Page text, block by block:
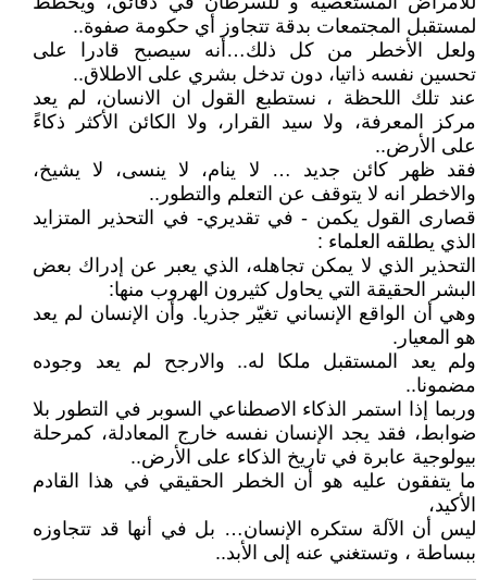
لمستقبل المجتمعات بدقة تتجاوز أي حكومة صفوة..
ولعل الأخطر من كل ذلك…أنه سيصبح قادرا على
تحسين نفسه ذاتيا، دون تدخل بشري على الاطلاق..
عند تلك اللحظة ، نستطبع القول ان الانسان، لم يعد
مركز المعرفة، ولا سيد القرار، ولا الكائن الأكثر ذكاءً
على الأرض..
فقد ظهر كائن جديد … لا ينام، لا ينسى، لا يشيخ،
والاخطر انه لا يتوقف عن التعلم والتطور..
قصارى القول يكمن - في تقديري- في التحذير المتزايد
الذي يطلقه العلماء :
التحذير الذي لا يمكن تجاهله، الذي يعبر عن إدراك بعض
البشر الحقيقة التي يحاول كثيرون الهروب منها:
وهي أن الواقع الإنساني تغيّر جذريا. وأن الإنسان لم يعد
هو المعيار.
ولم يعد المستقبل ملكا له.. والارجح لم يعد وجوده
مضمونا..
وربما إذا استمر الذكاء الاصطناعي السوبر في التطور بلا
ضوابط، فقد يجد الإنسان نفسه خارج المعادلة، كمرحلة
بيولوجية عابرة في تاريخ الذكاء على الأرض..
ما يتفقون عليه هو أن الخطر الحقيقي في هذا القادم
الأكيد،
ليس أن الآلة ستكره الإنسان… بل في أنها قد تتجاوزه
ببساطة ، وتستغني عنه إلى الأبد..